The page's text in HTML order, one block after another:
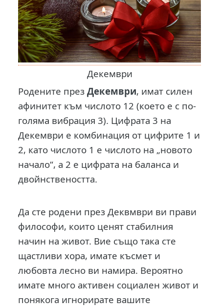
Декември
Родените презДекември, имат силен
афинитет към числото 12 (което е с по-
голяма вибрация 3). Цифрата 3 на
Декември е комбинация от цифрите 1 и
2, като числото 1 е числото на „новото
начало“, а 2 е цифрата на баланса и
двойнствеността.
Да сте родени през Деквмври ви прави
философи, които ценят стабилния
начин на живот. Вие също така сте
щастливи хора, имате късмет и
любовта лесно ви намира. Вероятно
имате много активен социален живот и
понякога игнорирате вашите